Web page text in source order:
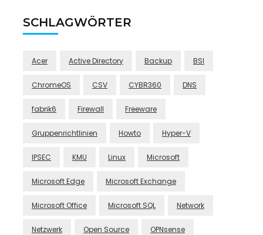
SCHLAGWÖRTER
Acer Active Directory Backup BSI
ChromeOS CSV CYBR360 DNS
fabrik6 Firewall Freeware
Gruppenrichtlinien Howto Hyper-V
IPSEC KMU Linux Microsoft
Microsoft Edge Microsoft Exchange
Microsoft Office Microsoft SQL Network
Netzwerk Open Source OPNsense